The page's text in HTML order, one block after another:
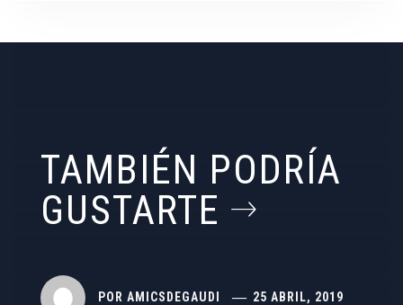
TAMBIÉN PODRÍA
GUSTARTE
POR AMICSDEGAUDI 25 ABRIL, 2019